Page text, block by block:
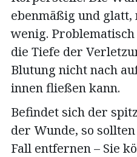
ebenmäßig und
wenig.
die Tiefe der
Blutung nicht nach
innen fließen kann.
Befindet sich der
der Wunde, so
Fall entfernen – Sie